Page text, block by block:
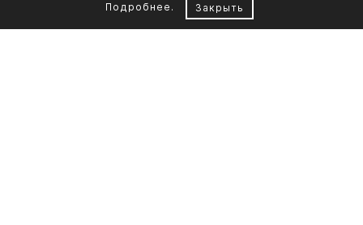
Подробнее . Закрыть